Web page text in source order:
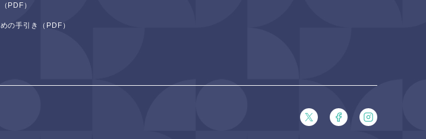
PDF）
の手引き（PDF）